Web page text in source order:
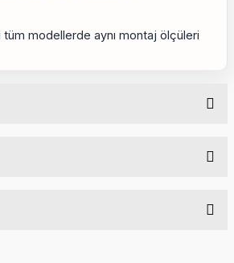
modellerde aynı montaj ölçüleri